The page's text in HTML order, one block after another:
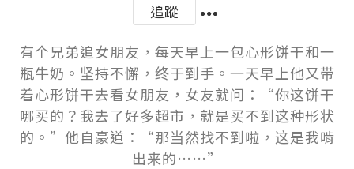
追蹤
有个兄弟追女朋友，每天早上一包心形饼干和一
瓶牛奶。坚持不懈，终于到手。一天早上他又带
着心形饼干去看女朋友，女友就问：“你这饼干
哪买的？我去了好多超市，就是买不到这种形状
的。”他自豪道：“那当然找不到啦，这是我啃
出来的……”